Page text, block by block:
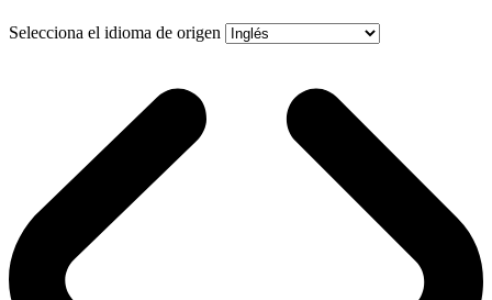
Selecciona el idioma de origen